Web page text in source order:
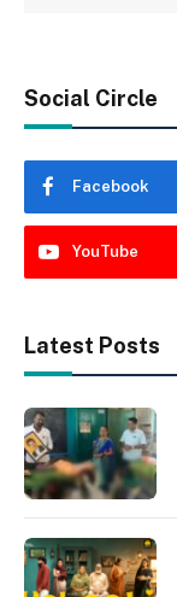
Social Circle
Facebook
YouTube
Latest Posts